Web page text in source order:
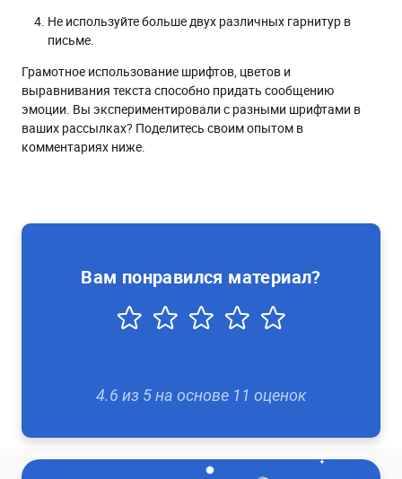
Не используйте больше двух различных гарнитур в
письме.
Грамотное использование шрифтов, цветов и
выравнивания текста способно придать сообщению
эмоции. Вы экспериментировали с разными шрифтами в
ваших рассылках? Поделитесь своим опытом в
комментариях ниже.
Вам понравился материал?
4.6 из 5на основе 11 оценок